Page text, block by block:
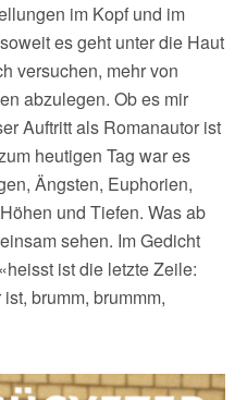
im Kopf und im
es geht unter die Haut
versuchen, mehr von
abzulegen. Ob es mir
Auftritt als Romanautor ist
heutigen Tag war es
Ängsten, Euphorien,
und Tiefen. Was ab
sehen. Im Gedicht
ist die letzte Zeile:
brumm, brummm,